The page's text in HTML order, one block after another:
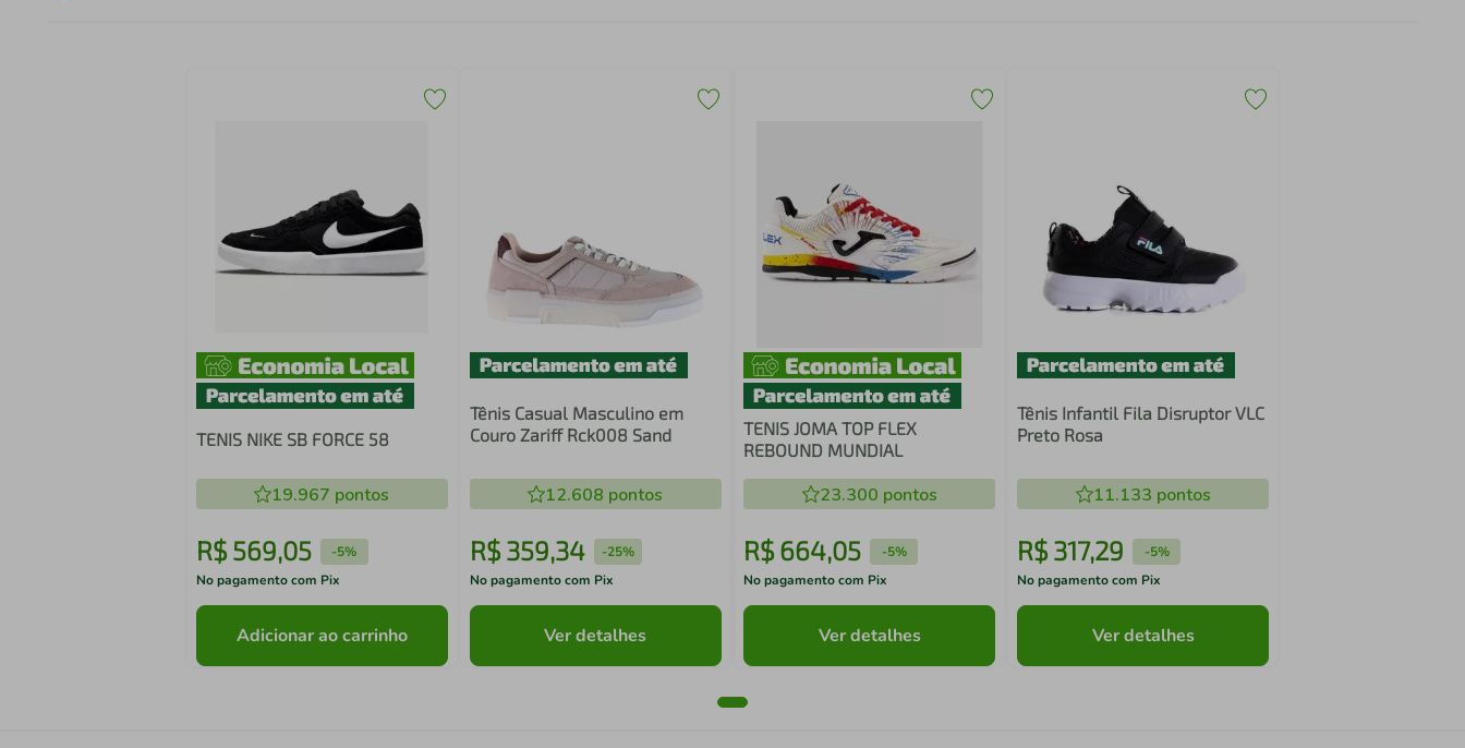
TENIS NIKE SB FORCE 58
19.967 pontos
R$ 569,05 -5%
No pagamento com Pix
Adicionar ao carrinho
Tênis Casual Masculino em
Couro Zariff Rck008 Sand
12.608 pontos
R$ 359,34 -25%
No pagamento com Pix
Ver detalhes
TENIS JOMA TOP FLEX
REBOUND MUNDIAL
23.300 pontos
R$ 664,05 -5%
No pagamento com Pix
Ver detalhes
Tênis Infantil Fila Disruptor VLC
Preto Rosa
11.133 pontos
R$ 317,29 -5%
No pagamento com Pix
Ver detalhes